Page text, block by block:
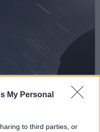
My Personal
to third parties, or